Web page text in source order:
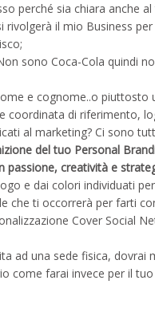
perché sia chiara anche
rivolgerà il mio Business
sono Coca-Cola quindi
e cognome..o
coordinata di riferimento,
al marketing? Ci sono
del tuo Personal
passione, creatività e
e dai colori individuati
che ti occorrerà per farti
Cover Social
ad una sede fisica,
come farai invece per il